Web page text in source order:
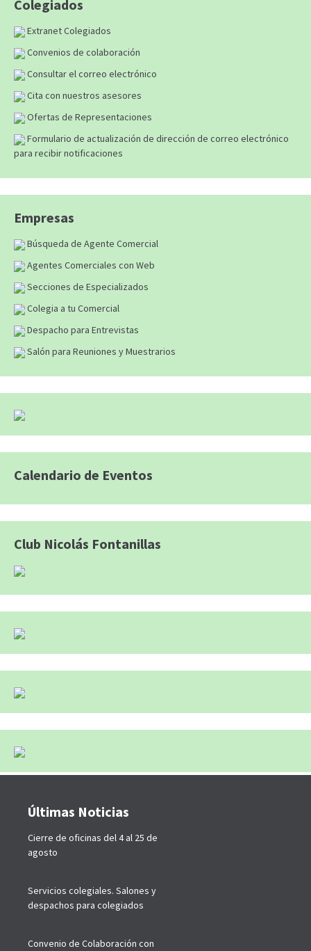
Colegiados
Extranet Colegiados
Convenios de colaboración
Consultar el correo electrónico
Cita con nuestros asesores
Ofertas de Representaciones
Formulario de actualización de dirección de correo electrónico
para recibir notificaciones
Empresas
Búsqueda de Agente Comercial
Agentes Comerciales con Web
Secciones de Especializados
Colegia a tu Comercial
Despacho para Entrevistas
Salón para Reuniones y Muestrarios
Calendario de Eventos
Club Nicolás Fontanillas
Últimas Noticias
Cierre de oficinas del 4 al 25 de
agosto
Servicios colegiales. Salones y
despachos para colegiados
Convenio de Colaboración con